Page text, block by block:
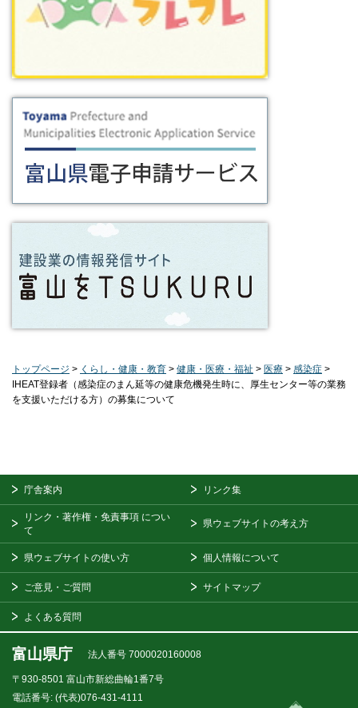
トップページ > くらし・健康・教育 > 健康・医療・福祉 > 医療 > 感染症 >
IHEAT登録者（感染症のまん延等の健康危機発生時に、厚生センター等の業務
を支援いただける方）の募集について
庁舎案内 リンク集
リンク・著作権・免責事項 につい
て
県ウェブサイトの考え方
県ウェブサイトの使い方 個人情報について
ご意見・ご質問 サイトマップ
よくある質問
富山県庁 法人番号 7000020160008
〒930-8501 富山市新総曲輪1番7号
電話番号: (代表)076-431-4111